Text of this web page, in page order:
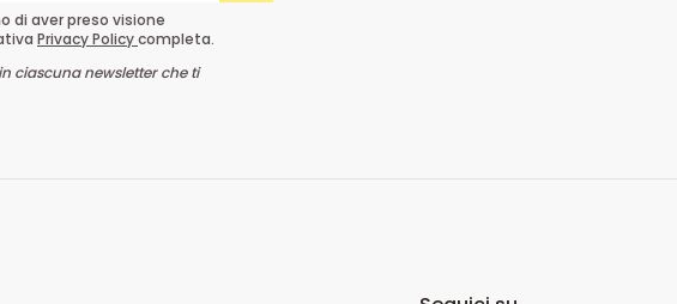
di aver preso visione
Privacy Policycompleta.
ciascuna newsletter che ti